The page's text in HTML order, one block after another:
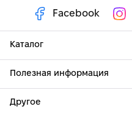
Facebook
Каталог
Полезная информация
Другое